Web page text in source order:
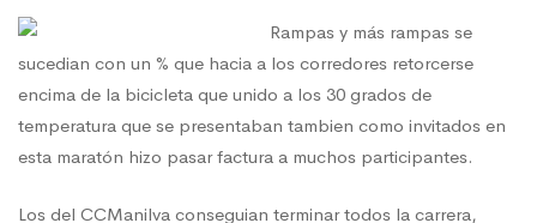
Rampas y más rampas se
sucedian con un % que hacia a los corredores retorcerse
encima de la bicicleta que unido a los 30 grados de
temperatura que se presentaban tambien como invitados en
esta maratón hizo pasar factura a muchos participantes.
Los del CCManilva conseguian terminar todos la carrera,